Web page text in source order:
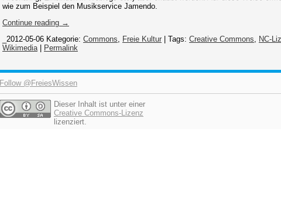
wie zum Beispiel den Musikservice Jamendo.
Continue reading →
_2012-05-06 Kategorie: Commons, Freie Kultur | Tags: Creative Commons, NC-
Wikimedia| Permalink
Follow @FreiesWissen
Dieser Inhalt ist unter einer
Creative Commons-Lizenz
lizenziert.